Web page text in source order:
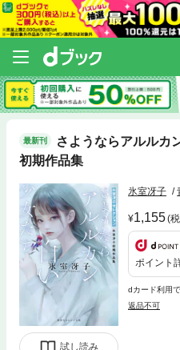
最新刊
さようならアルル
初期作品集
試し読み
氷室冴子
1,155(
ポイント
dカード利用
返品不可